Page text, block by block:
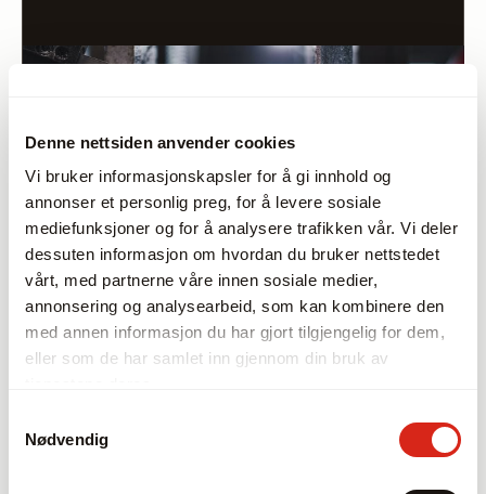
Denne nettsiden anvender cookies
Vi bruker informasjonskapsler for å gi innhold og
annonser et personlig preg, for å levere sosiale
mediefunksjoner og for å analysere trafikken vår. Vi deler
dessuten informasjon om hvordan du bruker nettstedet
vårt, med partnerne våre innen sosiale medier,
annonsering og analysearbeid, som kan kombinere den
med annen informasjon du har gjort tilgjengelig for dem,
eller som de har samlet inn gjennom din bruk av
NødvendigAEROWOLF™